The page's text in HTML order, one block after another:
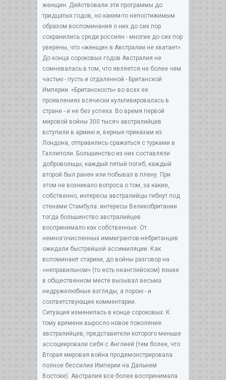
женщин. Действовали эти программы до
тридцатых годов, но каким-то непостижимым
образом воспоминания о них до сих пор
сохранились среди россиян - многие до сих пор
уверены, что «женщин в Австралии не хватает».
До конца сороковых годов Австралия не
сомневалась в том, что является не более чем
частью - пусть и отдаленной - Британской
Империи. «Британскость» во всех ее
проявлениях всячески культивировалась в
стране - и не без успеха. Во время первой
мировой войны 300 тысяч австралийцев
вступили в армию и, верные приказам из
Лондона, отправились сражаться с турками в
Галлиполи. Большинство из них составляли
добровольцы, каждый пятый погиб, каждый
второй был ранен или побывал в плену. При
этом не возникало вопроса о том, за какие,
собственно, интересы австралийцы гибнут под
стенами Стамбула: интересы Великобритании
тогда большинство австралийцев
воспринимало как собственные. От
немногочисленных иммигрантов-небританцев
ожидали быстрейшей ассимиляции. Как
вспоминают старики, до войны разговор на
«неправильном» (то есть неанглийском) языке
в общественном месте вызывал весьма
недружелюбные взгляды, а порою - и
соответствующие комментарии.
Ситуация изменилась в конце сороковых. К
тому времени выросло новое поколение
австралийцев, представители которого меньше
ассоциировали себя с Англией (тем более, что
Вторая мировая война продемонстрировала
полное бессилие Империи на Дальнем
Востоке). Австралия все более воспринимала